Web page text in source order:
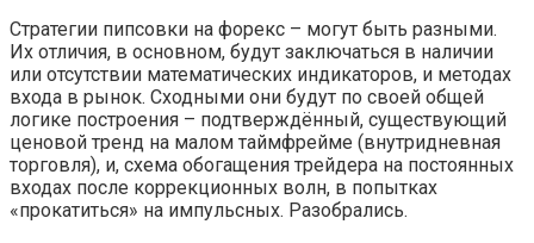
Стратегии пипсовки на форекс – могут быть разными.
Их отличия, в основном, будут заключаться в наличии
или отсутствии математических индикаторов, и методах
входа в рынок. Сходными они будут по своей общей
логике построения – подтверждённый, существующий
ценовой тренд на малом таймфрейме (внутридневная
торговля), и, схема обогащения трейдера на постоянных
входах после коррекционных волн, в попытках
«прокатиться» на импульсных. Разобрались.